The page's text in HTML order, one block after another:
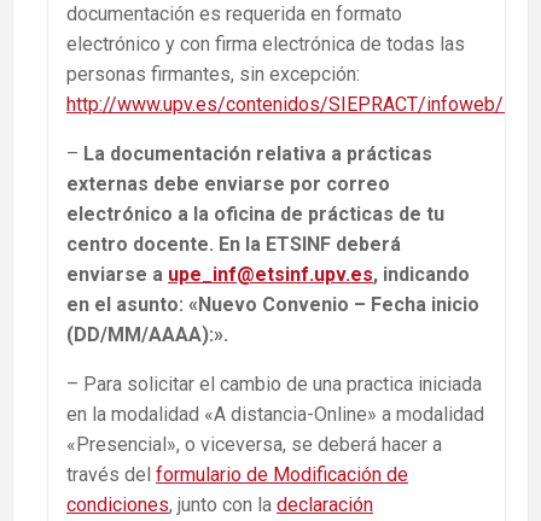
documentación es requerida en formato
electrónico y con firma electrónica de todas las
personas firmantes, sin excepción:
http://www.upv.es/contenidos/SIEPRACT/infoweb/
– La documentación relativa a prácticas
externas debe enviarse por correo
electrónico a la oficina de prácticas de tu
centro docente. En la ETSINF deberá
enviarse a upe_inf@etsinf.upv.es, indicando
en el asunto: «Nuevo Convenio – Fecha inicio
(DD/MM/AAAA):».
– Para solicitar el cambio de una practica iniciada
en la modalidad «A distancia-Online» a modalidad
«Presencial», o viceversa, se deberá hacer a
través del formulario de Modificación de
condiciones, junto con la declaración